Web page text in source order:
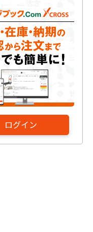
ログイン